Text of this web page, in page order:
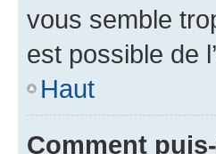
vous semble
est possible de
Haut
Comment